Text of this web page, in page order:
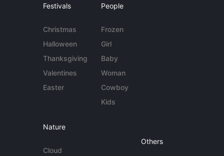
Festivals
Christmas
Halloween
Thanksgiving
Valentines
Easter
People
Frozen
Girl
Baby
Woman
Cowboy
Kids
Nature
Cloud
Others